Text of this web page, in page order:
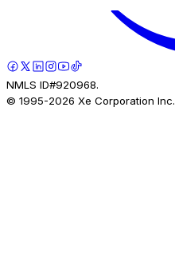
NMLS ID#920968.
© 1995-2026 Xe Corporation Inc.